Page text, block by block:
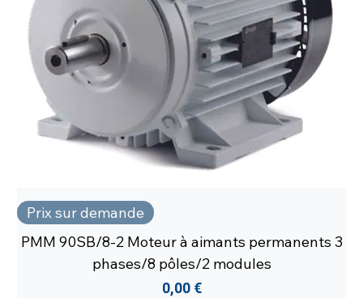
Prix sur demande
PMM 90SB/8-2 Moteur à aimants permanents 3
phases/8 pôles/2 modules
Prix
0,00 €